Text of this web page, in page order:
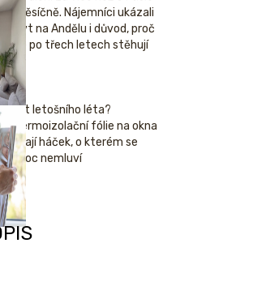
měsíčně. Nájemníci ukázali
byt na Andělu i důvod, proč
se po třech letech stěhují
Hit letošního léta?
Termoizolační fólie na okna
mají háček, o kterém se
moc nemluví